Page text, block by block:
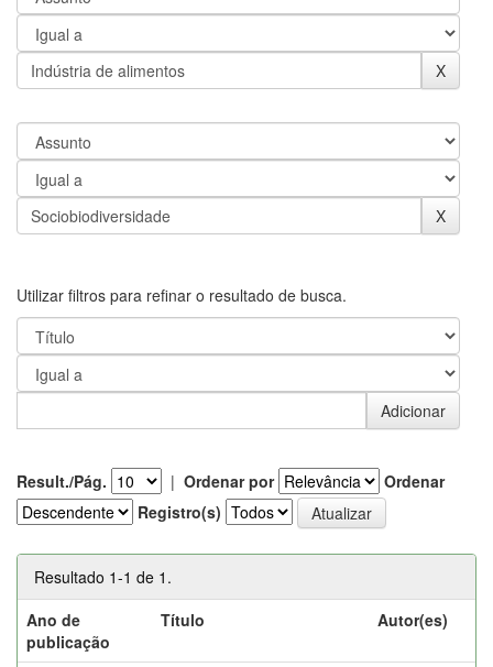
Utilizar filtros para refinar o resultado de busca.
Result./Pág. | Ordenar por
Ordenar
Registro(s)
Resultado 1-1 de 1.
Ano de
publicação
Título Autor(es)